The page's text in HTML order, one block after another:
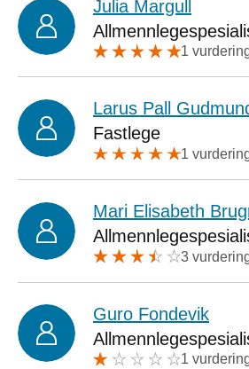
Julia Margull
1
Larus Pall
Fastlege
1
Mari Elisabeth
3
Guro Fondevik
1